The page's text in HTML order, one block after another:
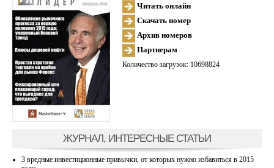
Читать онлайн
Скачать номер
Архив номеров
Партнерам
Количество загрузок: 10698824
ЖУРНАЛ, ИНТЕРЕСНЫЕ СТАТЬИ
3 вредные инвестиционные привычки, от которых нужно избавиться в 2015